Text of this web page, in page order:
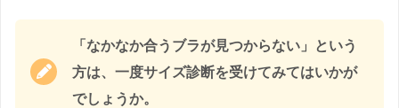
「なかなか合うブラが見つからない」という
方は、一度サイズ診断を受けてみてはいかが
でしょうか。